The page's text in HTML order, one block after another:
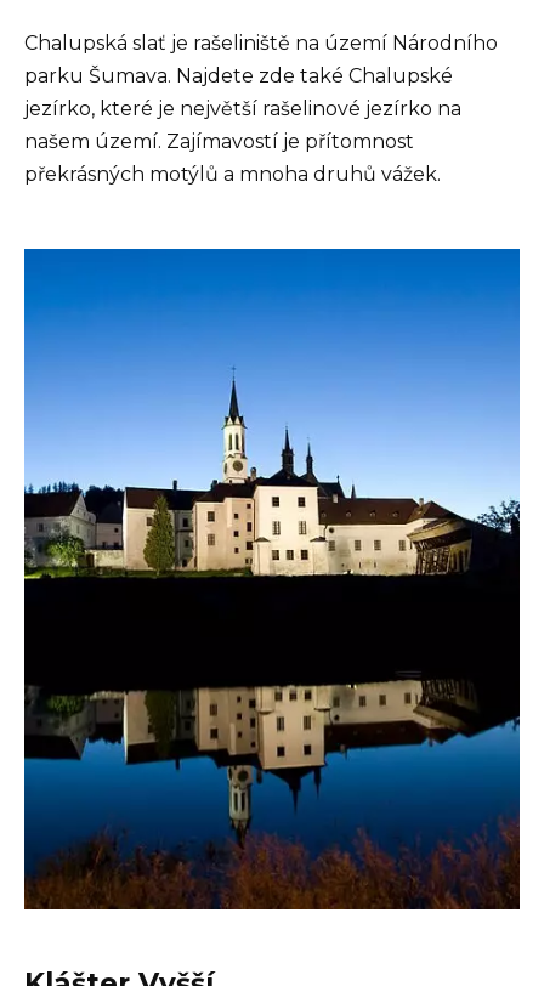
Chalupská slať je rašeliniště na území Národního
parku Šumava. Najdete zde také Chalupské
jezírko, které je největší rašelinové jezírko na
našem území. Zajímavostí je přítomnost
překrásných motýlů a mnoha druhů vážek.